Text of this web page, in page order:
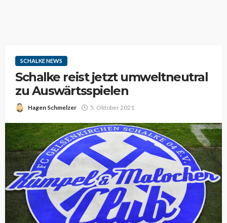
SCHALKE NEWS
Schalke reist jetzt umweltneutral
zu Auswärtsspielen
Hagen Schmelzer 5. Oktober 2021